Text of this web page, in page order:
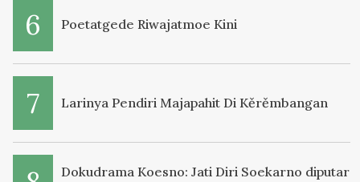
Poetatgede Riwajatmoe Kini
Larinya Pendiri Majapahit Di Kěrěmbangan
Dokudrama Koesno: Jati Diri Soekarno diputar